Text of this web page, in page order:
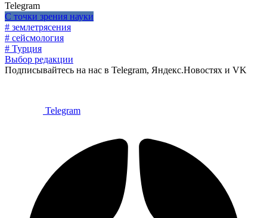
Telegram
С точки зрения науки
# землетрясения
# сейсмология
# Турция
Выбор редакции
Подписывайтесь на нас в Telegram, Яндекс.Новостях и VK
Telegram